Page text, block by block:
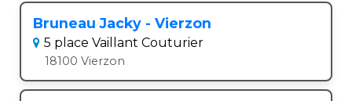
Bruneau Jacky - Vierzon
5 place Vaillant Couturier
18100 Vierzon